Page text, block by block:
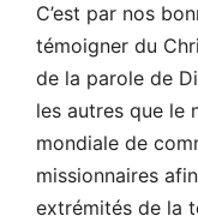
C’est par nos
témoigner du
de la parole de
les autres que le
mondiale de
missionnaires
extrémités de la